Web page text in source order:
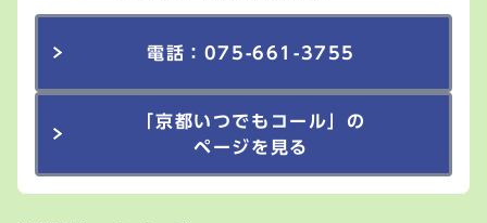
電話：075-661-3755
「京都いつでもコール」の
ページを見る